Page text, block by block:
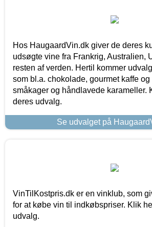
Hos HaugaardVin.dk giver de deres
udsøgte vine fra Frankrig, Australien,
resten af verden. Hertil kommer
som bl.a. chokolade, gourmet kaffe
småkager og håndlavede karameller.
deres udvalg.
Se udvalget på
VinTilKostpris.dk er en vinklub, som
for at købe vin til indkøbspriser. Klik
udvalg.